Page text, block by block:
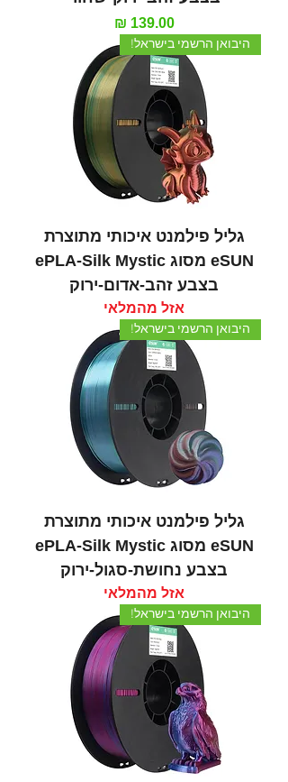
מחיר‏139.00 ‏₪
היבואן הרשמי בישראל!
גליל פילמנט איכותי מתוצרת
eSUN מסוג ePLA-Silk Mystic
בצבע זהב-אדום-ירוק
אזל מהמלאי
היבואן הרשמי בישראל!
גליל פילמנט איכותי מתוצרת
eSUN מסוג ePLA-Silk Mystic
בצבע נחושת-סגול-ירוק
אזל מהמלאי
היבואן הרשמי בישראל!